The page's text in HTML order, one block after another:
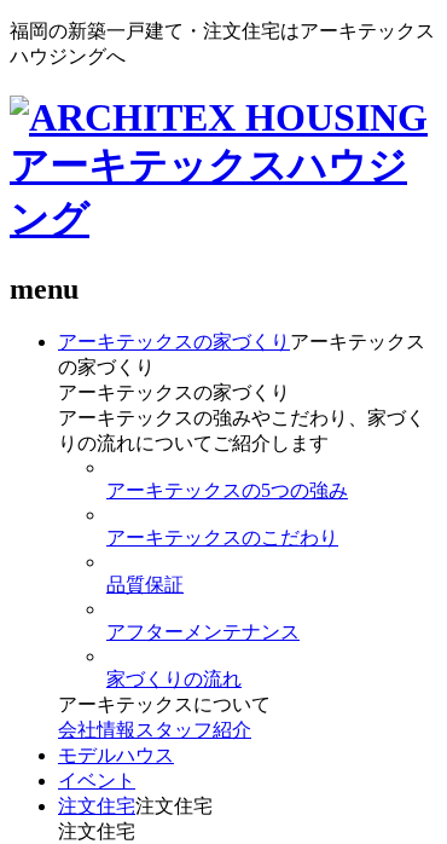
福岡の新築一戸建て・注文住宅はアーキテックス
ハウジングへ
menu
アーキテックスの家づくり アーキテックス
の家づくり
アーキテックスの家づくり
アーキテックスの強みやこだわり、家づく
りの流れについてご紹介します
アーキテックスの5つの強み
アーキテックスのこだわり
品質保証
アフターメンテナンス
家づくりの流れ
アーキテックスについて
会社情報 スタッフ紹介
モデルハウス
イベント
注文住宅注文住宅
注文住宅